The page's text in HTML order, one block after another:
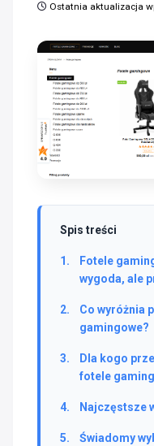
Ostatnia aktualizacja
Spis treści
Fotele
wygoda, ale
Co wyróżnia
gamingowe?
Dla kogo
fotele
Najczęstsze
Świadomy